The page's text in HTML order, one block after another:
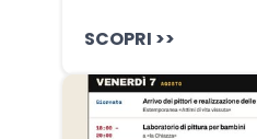
SCOPRI >>